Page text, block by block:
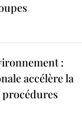
:
accélère la